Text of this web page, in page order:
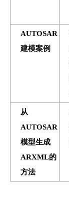
AUTOSAR
建模案例
从
AUTOSAR
模型生成
ARXML的
方法